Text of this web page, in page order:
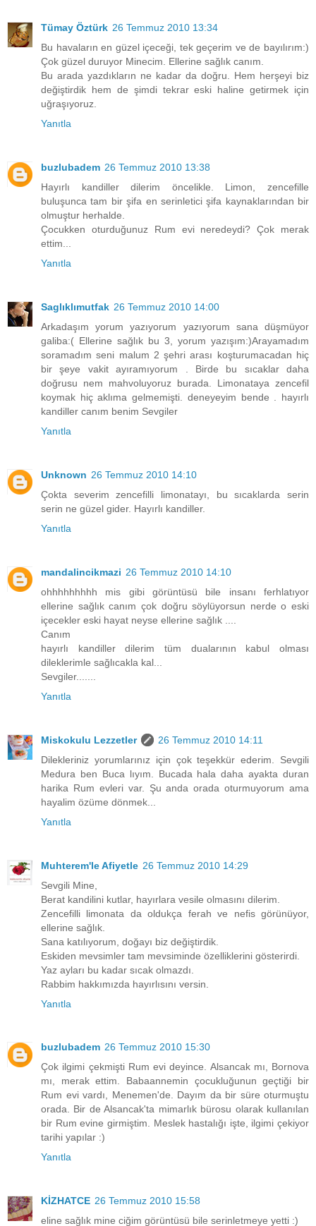
Tümay Öztürk 26 Temmuz 2010 13:34
Bu havaların en güzel içeceği, tek geçerim ve de bayılırım:)
Çok güzel duruyor Minecim. Ellerine sağlık canım.
Bu arada yazdıkların ne kadar da doğru. Hem herşeyi biz
değiştirdik hem de şimdi tekrar eski haline getirmek için
uğraşıyoruz.
Yanıtla
buzlubadem 26 Temmuz 2010 13:38
Hayırlı kandiller dilerim öncelikle. Limon, zencefille
buluşunca tam bir şifa en serinletici şifa kaynaklarından bir
olmuştur herhalde.
Çocukken oturduğunuz Rum evi neredeydi? Çok merak
ettim...
Yanıtla
Saglıklımutfak 26 Temmuz 2010 14:00
Arkadaşım yorum yazıyorum yazıyorum sana düşmüyor
galiba:( Ellerine sağlık bu 3, yorum yazışım:)Arayamadım
soramadım seni malum 2 şehri arası koşturumacadan hiç
bir şeye vakit ayıramıyorum . Birde bu sıcaklar daha
doğrusu nem mahvoluyoruz burada. Limonataya zencefil
koymak hiç aklıma gelmemişti. deneyeyim bende . hayırlı
kandiller canım benim Sevgiler
Yanıtla
Unknown 26 Temmuz 2010 14:10
Çokta severim zencefilli limonatayı, bu sıcaklarda serin
serin ne güzel gider. Hayırlı kandiller.
Yanıtla
mandalincikmazi 26 Temmuz 2010 14:10
ohhhhhhhhh mis gibi görüntüsü bile insanı ferhlatıyor
ellerine sağlık canım çok doğru söylüyorsun nerde o eski
içecekler eski hayat neyse ellerine sağlık ....
Canım
hayırlı kandiller dilerim tüm dualarının kabul olması
dileklerimle sağlıcakla kal...
Sevgiler.......
Yanıtla
Miskokulu Lezzetler
26 Temmuz 2010 14:11
Dilekleriniz yorumlarınız için çok teşekkür ederim. Sevgili
Medura ben Buca lıyım. Bucada hala daha ayakta duran
harika Rum evleri var. Şu anda orada oturmuyorum ama
hayalim özüme dönmek...
Yanıtla
Muhterem'le Afiyetle 26 Temmuz 2010 14:29
Sevgili Mine,
Berat kandilini kutlar, hayırlara vesile olmasını dilerim.
Zencefilli limonata da oldukça ferah ve nefis görünüyor,
ellerine sağlık.
Sana katılıyorum, doğayı biz değiştirdik.
Eskiden mevsimler tam mevsiminde özelliklerini gösterirdi.
Yaz ayları bu kadar sıcak olmazdı.
Rabbim hakkımızda hayırlısını versin.
Yanıtla
buzlubadem 26 Temmuz 2010 15:30
Çok ilgimi çekmişti Rum evi deyince. Alsancak mı, Bornova
mı, merak ettim. Babaannemin çocukluğunun geçtiği bir
Rum evi vardı, Menemen'de. Dayım da bir süre oturmuştu
orada. Bir de Alsancak'ta mimarlık bürosu olarak kullanılan
bir Rum evine girmiştim. Meslek hastalığı işte, ilgimi çekiyor
tarihi yapılar :)
Yanıtla
KİZHATCE 26 Temmuz 2010 15:58
eline sağlık mine ciğim görüntüsü bile serinletmeye yetti :)